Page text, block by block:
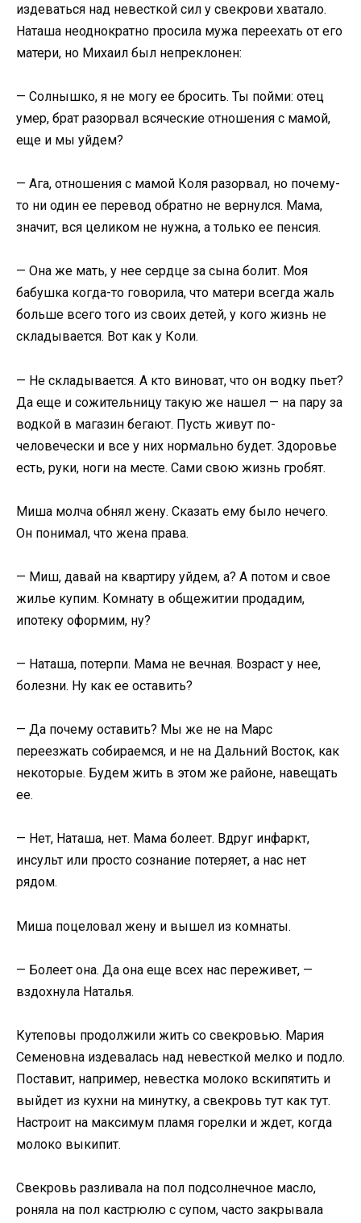
издеваться над невесткой сил у свекрови хватало.
Наташа неоднократно просила мужа переехать от его
матери, но Михаил был непреклонен:
— Солнышко, я не могу ее бросить. Ты пойми: отец
умер, брат разорвал всяческие отношения с мамой,
еще и мы уйдем?
— Ага, отношения с мамой Коля разорвал, но почему-
то ни один ее перевод обратно не вернулся. Мама,
значит, вся целиком не нужна, а только ее пенсия.
— Она же мать, у нее сердце за сына болит. Моя
бабушка когда-то говорила, что матери всегда жаль
больше всего того из своих детей, у кого жизнь не
складывается. Вот как у Коли.
— Не складывается. А кто виноват, что он водку пьет?
Да еще и сожительницу такую же нашел — на пару за
водкой в магазин бегают. Пусть живут по-
человечески и все у них нормально будет. Здоровье
есть, руки, ноги на месте. Сами свою жизнь гробят.
Миша молча обнял жену. Сказать ему было нечего.
Он понимал, что жена права.
— Миш, давай на квартиру уйдем, а? А потом и свое
жилье купим. Комнату в общежитии продадим,
ипотеку оформим, ну?
— Наташа, потерпи. Мама не вечная. Возраст у нее,
болезни. Ну как ее оставить?
— Да почему оставить? Мы же не на Марс
переезжать собираемся, и не на Дальний Восток, как
некоторые. Будем жить в этом же районе, навещать
ее.
— Нет, Наташа, нет. Мама болеет. Вдруг инфаркт,
инсульт или просто сознание потеряет, а нас нет
рядом.
Миша поцеловал жену и вышел из комнаты.
— Болеет она. Да она еще всех нас переживет, —
вздохнула Наталья.
Кутеповы продолжили жить со свекровью. Мария
Семеновна издевалась над невесткой мелко и подло.
Поставит, например, невестка молоко вскипятить и
выйдет из кухни на минутку, а свекровь тут как тут.
Настроит на максимум пламя горелки и ждет, когда
молоко выкипит.
Свекровь разливала на пол подсолнечное масло,
роняла на пол кастрюлю с супом, часто закрывала